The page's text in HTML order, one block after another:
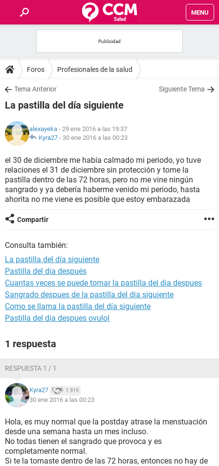
MENU
FOROS
SALUD
FAMILIA
NUTRICIÓN
BIENESTAR
SEXUALIDAD
GLOSARIO
Foros Profesionales de la salud
Tema Anterior Siguiente Tema
La pastilla del día siguiente
alexayeka - 29 ene 2016 a las 19:37
Kyra27 - 30 ene 2016 a las 00:23
el 30 de diciembre me había calmado mi periodo, yo tuve
relaciones el 31 de diciembre sin protección y tome la
pastilla dentro de las 72 horas, pero no me vine ningún
sangrado y ya debería haberme venido mi periodo, hasta
ahorita no me viene es posible que estoy embarazada
Compartir
Consulta también:
La pastilla del día siguiente
Pastilla del dia después
Cuantas veces se puede tomar la pastilla del dia despues
Sangrado despues de la pastilla del dia siguiente
Como se llama la pastilla del día siguiente
Pastilla del dia despues ovulol
1 respuesta
RESPUESTA 1 / 1
Kyra27 1.919
30 ene 2016 a las 00:23
Hola, es muy normal que la postday atrase la menstuación
desde una semana hasta un mes incluso.
No todas tienen el sangrado que provoca y es
completamente normal.
Si te la tomaste dentro de las 72 horas, entonces no hay de